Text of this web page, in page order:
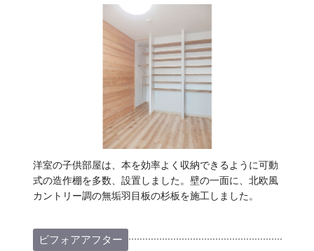
洋室の子供部屋は、本を効率よく収納できるように可動
式の造作棚を多数、設置しました。壁の一面に、北欧風
カントリー調の無垢羽目板の杉板を施工しました。
ビフォアアフター